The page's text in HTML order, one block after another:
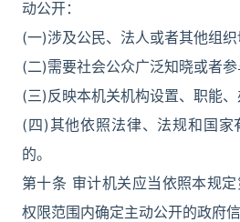
动公开：
(一)涉及公民、法人或者其他组
(二)需要社会公众广泛知晓或者
(三)反映本机关机构设置、职能
(四)其他依照法律、法规和国家
的。
第十条 审计机关应当依照本规
权限范围内确定主动公开的政府